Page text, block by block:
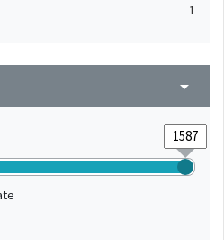
1
arrow_drop_down